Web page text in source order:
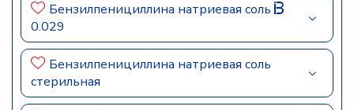
Бензилпенициллина натриевая соль
0.029
Бензилпенициллина натриевая соль
стерильная